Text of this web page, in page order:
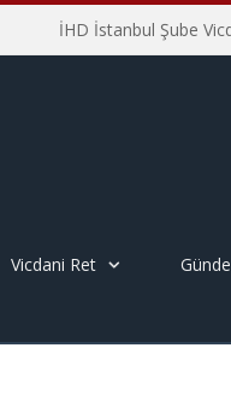
Vicdani Ret